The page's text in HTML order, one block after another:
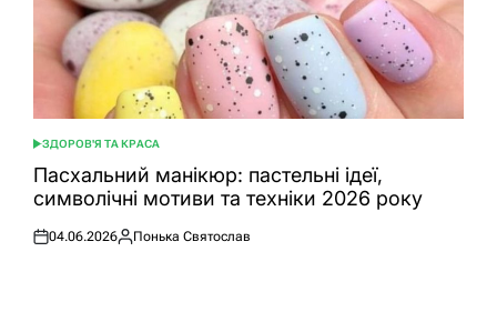
ОПУБЛІКУВАТИ
У
ЗДОРОВ'Я ТА КРАСА
Пасхальний манікюр: пастельні ідеї,
символічні мотиви та техніки 2026 року
Оприлюднено
04.06.2026
Опубліковано
Понька Святослав